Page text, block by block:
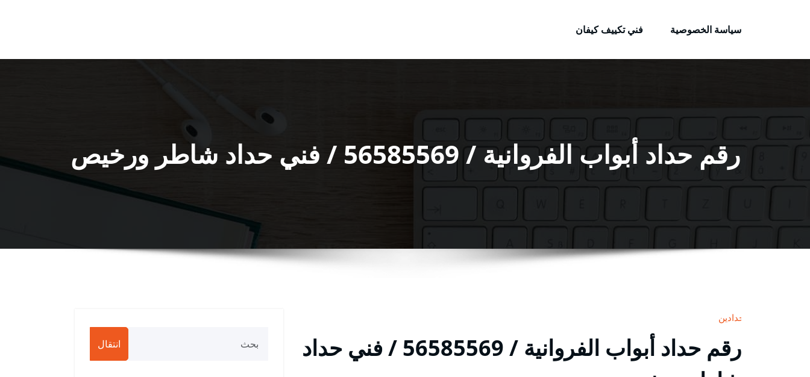
سياسة الخصوصية
فني تكييف كيفان
رقم حداد أبواب الفروانية / 56585569 / فني حداد شاطر ورخيص
حدادين
رقم حداد أبواب الفروانية / 56585569 / فني حداد
انتقال